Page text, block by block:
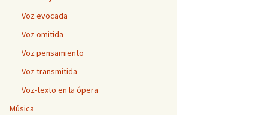
y
Voz evocada
Voz omitida
Voz pensamiento
Voz transmitida
Voz-texto en la ópera
Música